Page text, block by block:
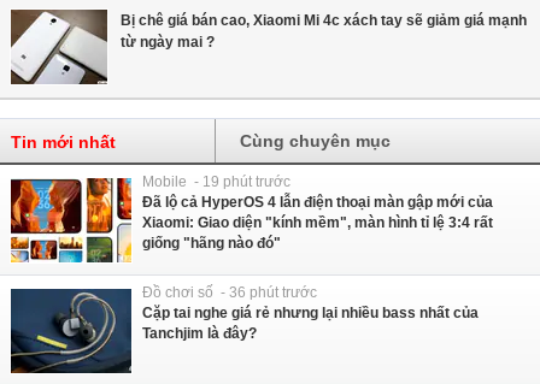
Bị chê giá bán cao, Xiaomi Mi 4c xách tay sẽ giảm giá mạnh
từ ngày mai ?
Tin mới nhất Cùng chuyên mục
Mobile - 19 phút trước
Đã lộ cả HyperOS 4 lẫn điện thoại màn gập mới của
Xiaomi: Giao diện "kính mềm", màn hình tỉ lệ 3:4 rất
giống "hãng nào đó"
Đồ chơi số - 36 phút trước
Cặp tai nghe giá rẻ nhưng lại nhiều bass nhất của
Tanchjim là đây?